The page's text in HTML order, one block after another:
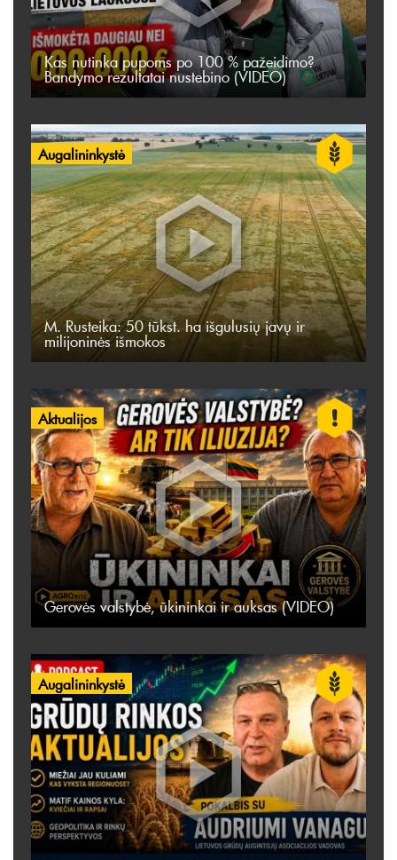
Kas nutinka pupoms po 100 % pažeidimo?
Bandymo rezultatai nustebino (VIDEO)
Augalininkystė
M. Rusteika: 50 tūkst. ha išgulusių javų ir
milijoninės išmokos
Aktualijos
Gerovės valstybė, ūkininkai ir auksas (VIDEO)
Augalininkystė